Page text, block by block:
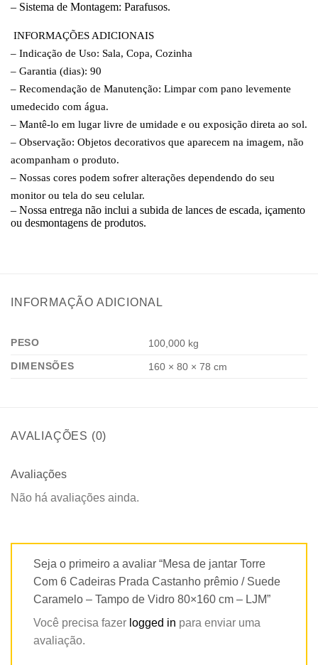
– Sistema de Montagem: Parafusos.
INFORMAÇÕES ADICIONAIS
– Indicação de Uso: Sala, Copa, Cozinha
– Garantia (dias): 90
– Recomendação de Manutenção: Limpar com pano levemente
umedecido com água.
– Mantê-lo em lugar livre de umidade e ou exposição direta ao sol.
– Observação: Objetos decorativos que aparecem na imagem, não
acompanham o produto.
– Nossas cores podem sofrer alterações dependendo do seu
monitor ou tela do seu celular.
– Nossa entrega não inclui a subida de lances de escada, içamento
ou desmontagens de produtos.
INFORMAÇÃO ADICIONAL
PESO
100,000 kg
DIMENSÕES
160 × 80 × 78 cm
AVALIAÇÕES (0)
Avaliações
Não há avaliações ainda.
Seja o primeiro a avaliar “Mesa de jantar Torre
Com 6 Cadeiras Prada Castanho prêmio / Suede
Caramelo – Tampo de Vidro 80×160 cm – LJM”
Você precisa fazer logged in para enviar uma
avaliação.